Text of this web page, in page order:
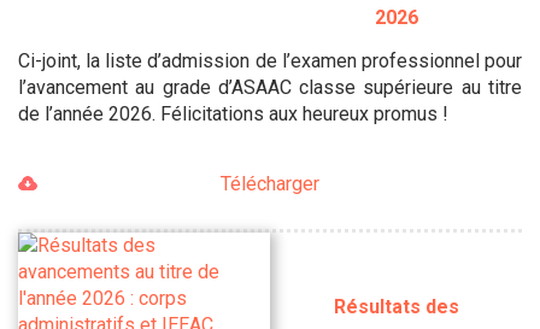
2026
Ci-joint, la liste d’admission de l’examen professionnel pour
l’avancement au grade d’ASAAC classe supérieure au titre
de l’année 2026. Félicitations aux heureux promus !
Télécharger
Résultats des